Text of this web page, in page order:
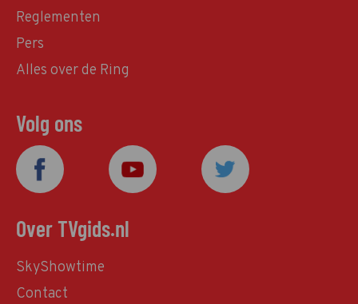
Reglementen
Pers
Alles over de Ring
Volg ons
Over TVgids.nl
SkyShowtime
Contact